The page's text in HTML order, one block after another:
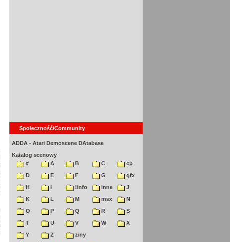
Społeczność/Community
ADDA - Atari Demoscene DAtabase
Katalog scenowy
#
A B C
cp
D
E F G
gfx
H
I !info inne
J
K
L M msx
N
O
P Q R
S
T
U V W
X
Y
Z
ziny